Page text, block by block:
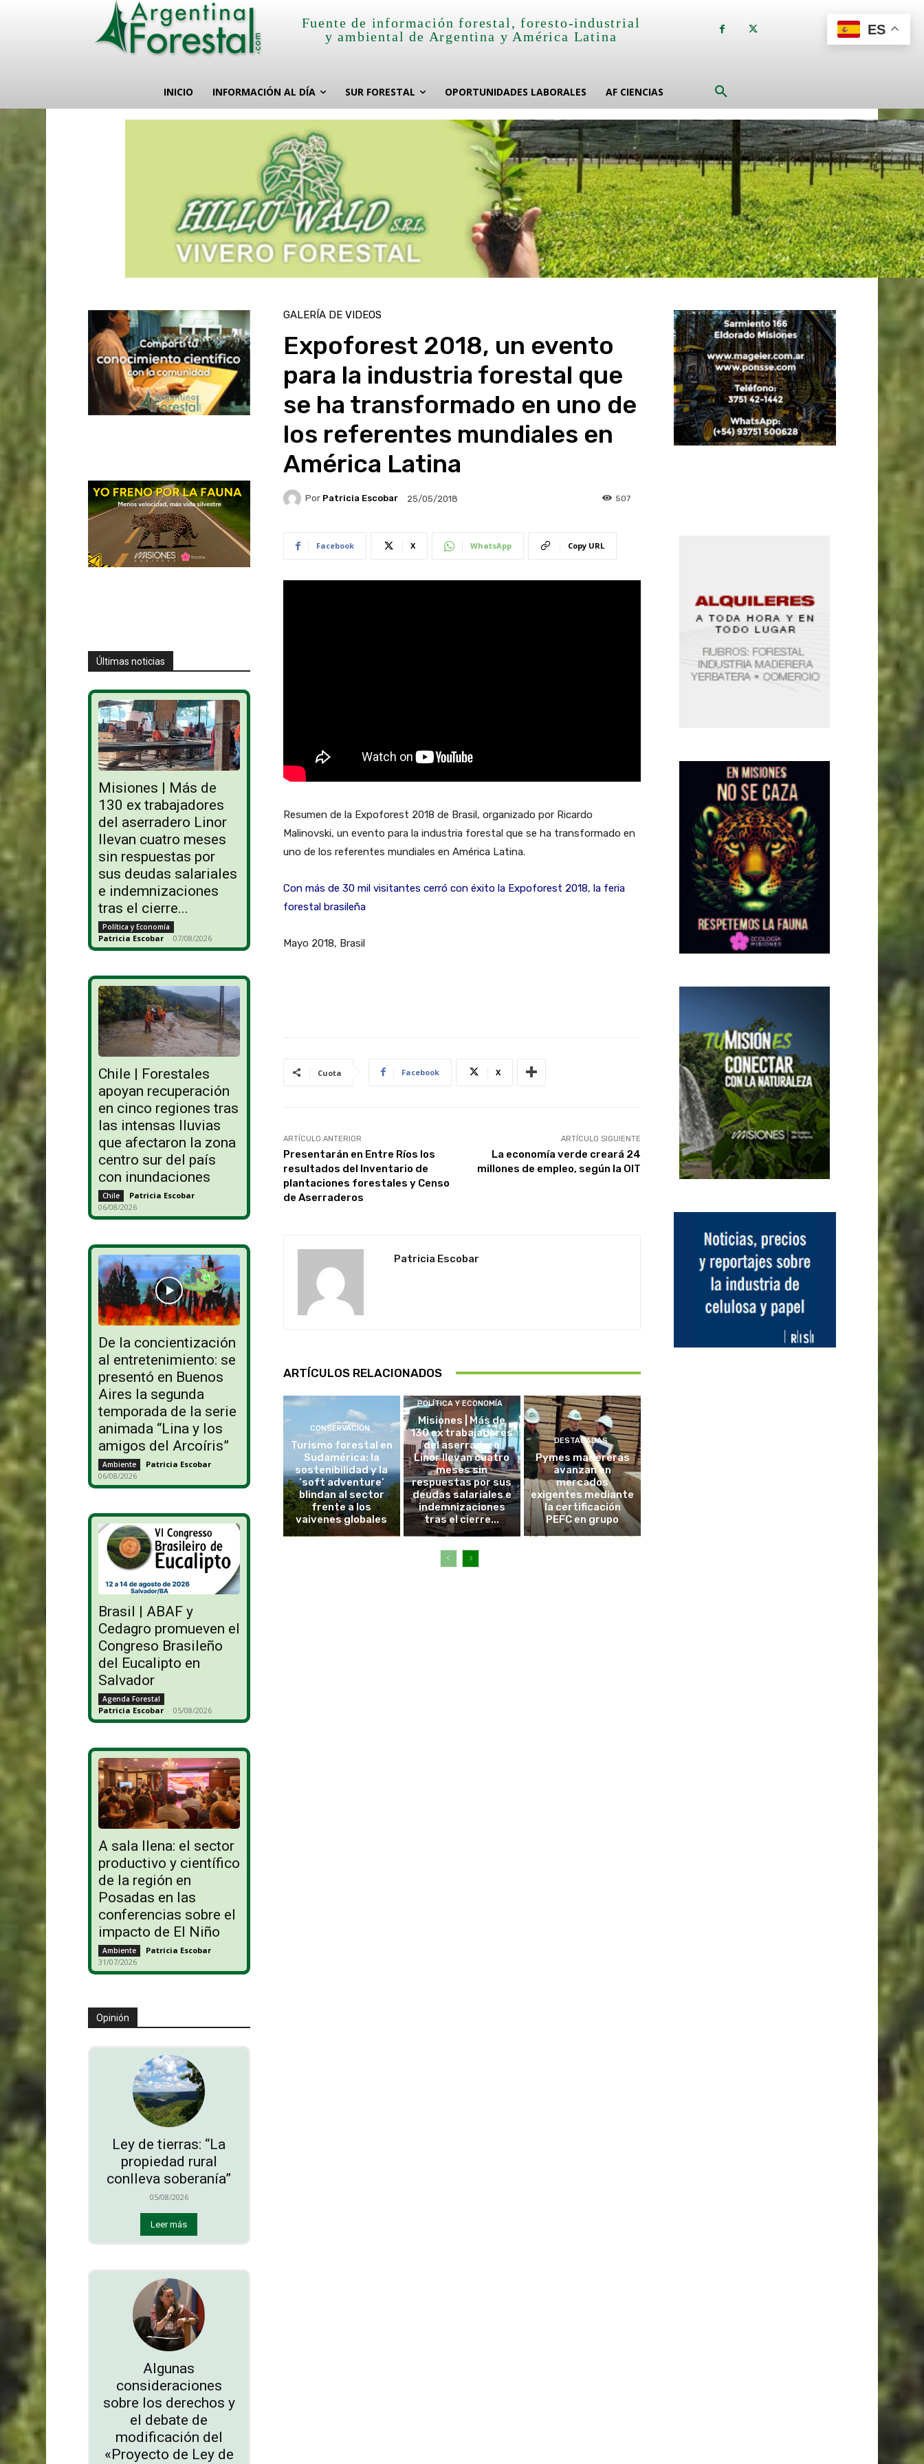
Fuente de información forestal, foresto-industrial
y ambiental de Argentina y América Latina
INICIO INFORMACIÓN AL DÍA SUR FORESTAL OPORTUNIDADES LABORALES AF CIENCIAS
Últimas noticias
Misiones | Más de
130 ex trabajadores
del aserradero Linor
llevan cuatro meses
sin respuestas por
sus deudas salariales
e indemnizaciones
tras el cierre...
Política y Economía
Patricia Escobar - 07/08/2026
Chile | Forestales
apoyan recuperación
en cinco regiones tras
las intensas lluvias
que afectaron la zona
centro sur del país
con inundaciones
Chile Patricia Escobar -
06/08/2026
De la concientización
al entretenimiento: se
presentó en Buenos
Aires la segunda
temporada de la serie
animada “Lina y los
amigos del Arcoíris”
Ambiente Patricia Escobar -
06/08/2026
Brasil | ABAF y
Cedagro promueven el
Congreso Brasileño
del Eucalipto en
Salvador
Agenda Forestal
Patricia Escobar - 05/08/2026
A sala llena: el sector
productivo y científico
de la región en
Posadas en las
conferencias sobre el
impacto de El Niño
Ambiente Patricia Escobar -
31/07/2026
Opinión
Ley de tierras: “La
propiedad rural
conlleva soberanía”
05/08/2026
Leer más
Algunas
consideraciones
sobre los derechos y
el debate de
modificación del
«Proyecto de Ley de
GALERÍA DE VIDEOS
Expoforest 2018, un evento
para la industria forestal que
se ha transformado en uno de
los referentes mundiales en
América Latina
Por Patricia Escobar 25/05/2018 507
Facebook X WhatsApp Copy URL
Resumen de la Expoforest 2018 de Brasil, organizado por Ricardo
Malinovski, un evento para la industria forestal que se ha transformado en
uno de los referentes mundiales en América Latina.
Con más de 30 mil visitantes cerró con éxito la Expoforest 2018, la feria
forestal brasileña
Mayo 2018, Brasil
Cuota Facebook X
ARTÍCULO ANTERIOR
Presentarán en Entre Ríos los
resultados del Inventario de
plantaciones forestales y Censo
de Aserraderos
ARTÍCULO SIGUIENTE
La economía verde creará 24
millones de empleo, según la OIT
Patricia Escobar
ARTÍCULOS RELACIONADOS
CONSERVACIÓN
Turismo forestal en
Sudamérica: la
sostenibilidad y la
‘soft adventure’
blindan al sector
frente a los
vaivenes globales
POLÍTICA Y ECONOMÍA
Misiones | Más de
130 ex trabajadores
del aserradero
Linor llevan cuatro
meses sin
respuestas por sus
deudas salariales e
indemnizaciones
tras el cierre...
DESTACADAS
Pymes madereras
avanzan en
mercados
exigentes mediante
la certificación
PEFC en grupo
ES